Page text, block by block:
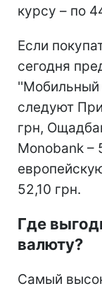
курсу – по
Если
сегодня
''Мобильный
следуют
грн,
Monobank –
52,10 грн.
Где
валюту?
Самый